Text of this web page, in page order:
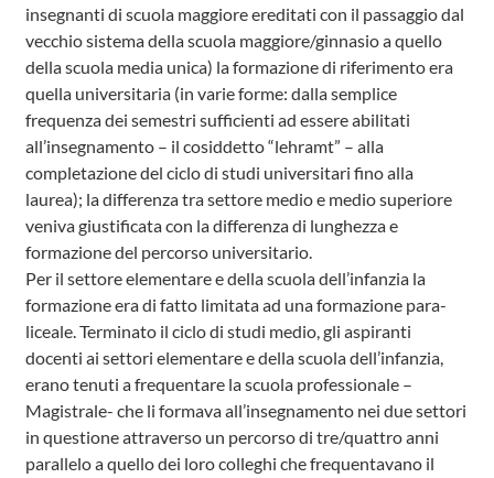
insegnanti di scuola maggiore ereditati con il passaggio dal
vecchio sistema della scuola maggiore/ginnasio a quello
della scuola media unica) la formazione di riferimento era
quella universitaria (in varie forme: dalla semplice
frequenza dei semestri sufficienti ad essere abilitati
all’insegnamento – il cosiddetto “lehramt” – alla
completazione del ciclo di studi universitari fino alla
laurea); la differenza tra settore medio e medio superiore
veniva giustificata con la differenza di lunghezza e
formazione del percorso universitario.
Per il settore elementare e della scuola dell’infanzia la
formazione era di fatto limitata ad una formazione para-
liceale. Terminato il ciclo di studi medio, gli aspiranti
docenti ai settori elementare e della scuola dell’infanzia,
erano tenuti a frequentare la scuola professionale –
Magistrale- che li formava all’insegnamento nei due settori
in questione attraverso un percorso di tre/quattro anni
parallelo a quello dei loro colleghi che frequentavano il